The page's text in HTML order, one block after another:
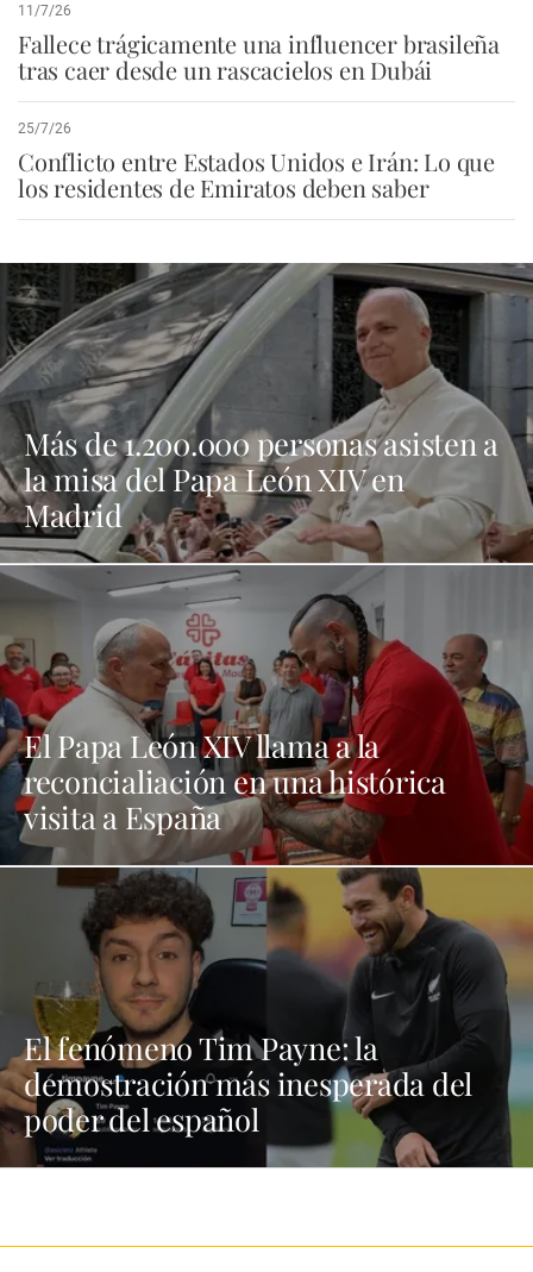
11/7/26
Fallece trágicamente una influencer brasileña
tras caer desde un rascacielos en Dubái
25/7/26
Conflicto entre Estados Unidos e Irán: Lo que
los residentes de Emiratos deben saber
Más de 1.200.000 personas asisten a
la misa del Papa León XIV en
Madrid
El Papa León XIV llama a la
reconcialiación en una histórica
visita a España
El fenómeno Tim Payne: la
demostración más inesperada del
poder del español